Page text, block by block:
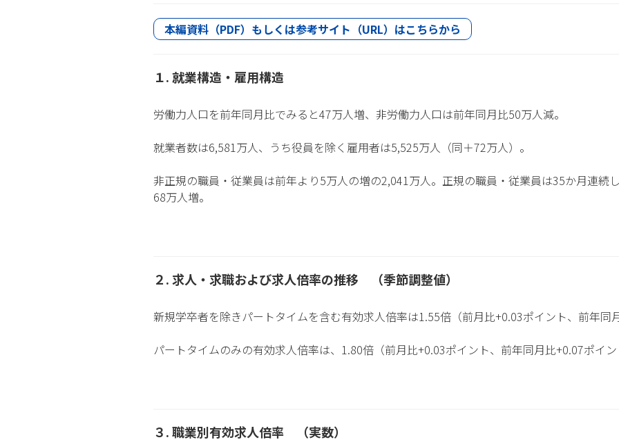
本編資料（PDF）もしくは参考サイト（URL）はこちらから
１. 就業構造・雇用構造
労働力人口を前年同月比でみると47万人増、非労働力人口は前年同月比50万人減。
就業者数は6,581万人、うち役員を除く雇用者は5,525万人（同＋72万人）。
非正規の職員・従業員は前年より5万人の増の2,041万人。正規の職員・従業員は35か月連続
68万人増。
２. 求人・求職および求人倍率の推移 （季節調整値）
新規学卒者を除きパートタイムを含む有効求人倍率は1.55倍（前月比+0.03ポイント、前年同
パートタイムのみの有効求人倍率は、1.80倍（前月比+0.03ポイント、前年同月比+0.07ポイン
３. 職業別有効求人倍率 （実数）